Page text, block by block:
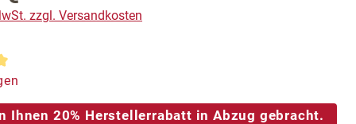
zzgl. Versandkosten
Bewertung von 5 von 5 Sternen
Ihnen 20% Herstellerrabatt in Abzug gebracht.